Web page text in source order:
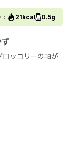
21kcal 0.5g
ッコリーの軸が